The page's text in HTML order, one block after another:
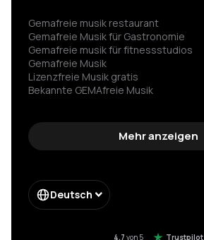
Gemafreie musik restaurant
Gemafreie Musik für Gastronomie
Gemafreie musik für fitness­studios
Gemafreie Musik
Lizenzfreie Musik gratis
Bekannte GEMAfreie Musik
Gemafreie wartemusik
Hintergrundmusik für werbung
Enterprise
Form Enterprise
Moebelkette gema einsparung
Mehr anzeigen
Deutsch
4.7 von 5 Trustpilot